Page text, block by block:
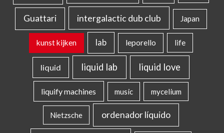
Guattari intergalactic dub club Japan
kunst kijken lab leporello life
liquid liquid lab liquid love
liquify machines music mycelium
Nietzsche ordenador líquido